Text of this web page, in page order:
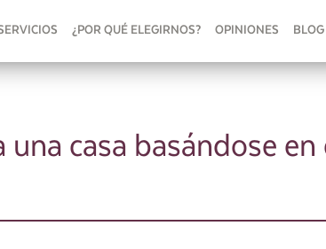
¿POR QUÉ ELEGIRNOS? OPINIONES BLOG
casa basándose